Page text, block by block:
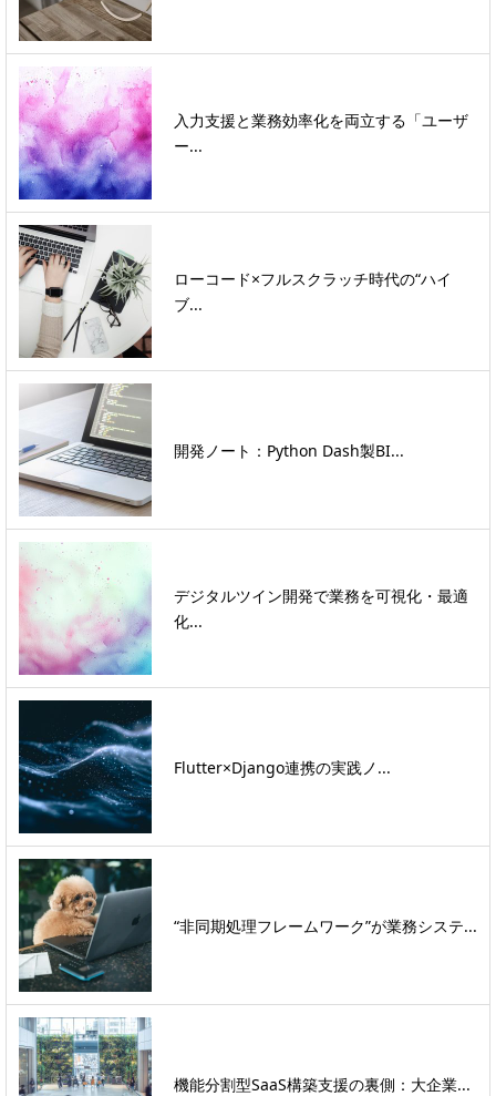
入力支援と業務効率化を両立する「ユーザ
ー...
ローコード×フルスクラッチ時代の“ハイ
ブ...
開発ノート：Python Dash製BI...
デジタルツイン開発で業務を可視化・最適
化...
Flutter×Django連携の実践ノ...
“非同期処理フレームワーク”が業務システ...
機能分割型SaaS構築支援の裏側：大企業...